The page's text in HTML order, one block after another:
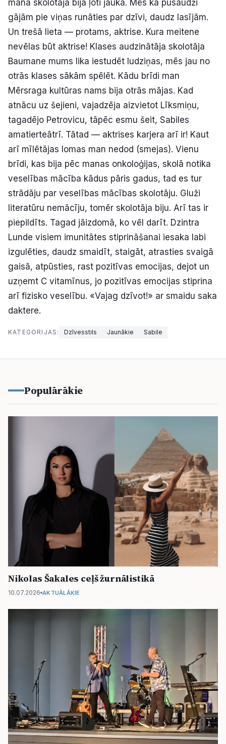
mana skolotāja bija ļoti jauka. Mēs kā pusaudži
gājām pie viņas runāties par dzīvi, daudz lasījām.
Un trešā lieta — protams, aktrise. Kura meitene
nevēlas būt aktrise! Klases audzinātāja skolotāja
Baumane mums lika iestudēt ludziņas, mēs jau no
otrās klases sākām spēlēt. Kādu brīdi man
Mērsraga kultūras nams bija otrās mājas. Kad
atnācu uz šejieni, vajadzēja aizvietot Līksmiņu,
tagadējo Petrovicu, tāpēc esmu šeit, Sabiles
amatierteātrī. Tātad — aktrises karjera arī ir! Kaut
arī mīlētājas lomas man nedod (smejas). Vienu
brīdi, kas bija pēc manas onkoloģijas, skolā notika
veselības mācība kādus pāris gadus, tad es tur
strādāju par veselības mācības skolotāju. Gluži
literatūru nemācīju, tomēr skolotāja biju. Arī tas ir
piepildīts. Tagad jāizdomā, ko vēl darīt. Dzintra
Lunde visiem imunitātes stiprināšanai iesaka labi
izgulēties, daudz smaidīt, staigāt, atrasties svaigā
gaisā, atpūsties, rast pozitīvas emocijas, dejot un
uzņemt C vitamīnus, jo pozitīvas emocijas stiprina
arī fizisko veselību. «Vajag dzīvot!» ar smaidu saka
daktere.
KATEGORIJAS: Dzīvesstils Jaunākie Sabile
Populārākie
Nikolas Šakales ceļš žurnālistikā
10.07.2026 AKTUĀLĀKIE